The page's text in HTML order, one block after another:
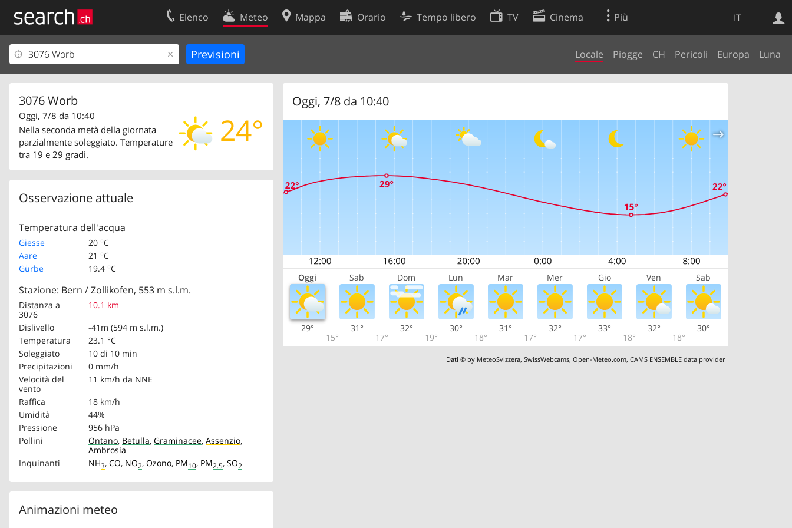
IT
Elenco Meteo Mappa Orario Tempo libero TV Cinema Più
Locale Piogge CH Pericoli Europa Luna
3076 Worb
24°
Oggi, 7/8 da 10:40
Nella seconda metà della giornata
parzialmente soleggiato. Temperature
tra 19 e 29 gradi.
Osservazione attuale
Temperatura dell'acqua
Giesse
20 °C
Aare
21 °C
Gürbe
19.4 °C
Stazione: Bern / Zollikofen, 553 m s.l.m.
Distanza a
3076
10.1 km
Dislivello
-41m (594 m s.l.m.)
Temperatura
23.1 °C
Soleggiato
10 di 10 min
Precipitazioni
0 mm/h
Velocità del
vento
11 km/h da NNE
Raffica
18 km/h
Umidità
44%
Pressione
956 hPa
Pollini
Ontano, Betulla, Graminacee, Assenzio,
Ambrosia
Inquinanti
NH3, CO, NO2, Ozono, PM10, PM2.5, SO2
Animazioni meteo
Oggi, 7/8 da 10:40
Oggi Sab Dom Lun Mar Mer Gio Ven Sab
29°
15°
31°
17°
32°
19°
30°
18°
31°
17°
32°
17°
33°
18°
32°
18°
30°
Dati © by MeteoSvizzera,SwissWebcams,Open-Meteo.com,CAMS ENSEMBLE data provider
Ricerca Web
Il vostro profolio
Area clienti
Informazioni Legali
Contatti
Condizioni d’uso
Preferenze cookie